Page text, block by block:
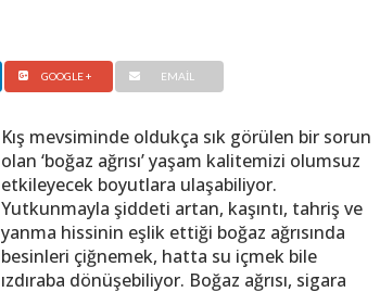
GOOGLE + EMAIL
Kış mevsiminde oldukça sık görülen bir sorun
olan ‘boğaz ağrısı’ yaşam kalitemizi olumsuz
etkileyecek boyutlara ulaşabiliyor.
Yutkunmayla şiddeti artan, kaşıntı, tahriş ve
yanma hissinin eşlik ettiği boğaz ağrısında
besinleri çiğnemek, hatta su içmek bile
ızdıraba dönüşebiliyor. Boğaz ağrısı, sigara